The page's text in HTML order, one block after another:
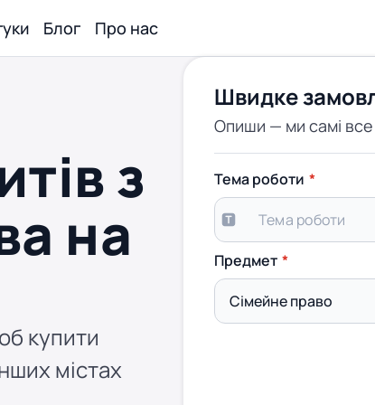
Блог Про нас
з
на
купити
містах
Швидке
Опиши — ми самі
Тема роботи
Предмет